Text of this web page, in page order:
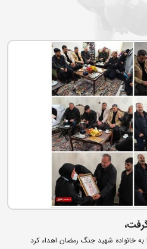
خانواده شهید جنگ رمضان اهداء کرد